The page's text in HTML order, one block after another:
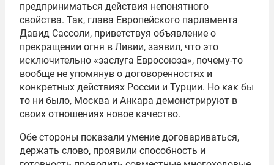
предприниматься действия непонятного
свойства. Так, глава Европейского парламента
Давид Сассоли, приветствуя объявление о
прекращении огня в Ливии, заявил, что это
исключительно «заслуга Евросоюза», почему-то
вообще не упомянув о договоренностях и
конкретных действиях России и Турции. Но как бы
то ни было, Москва и Анкара демонстрируют в
своих отношениях новое качество.
Обе стороны показали умение договариваться,
держать слово, проявили способность и